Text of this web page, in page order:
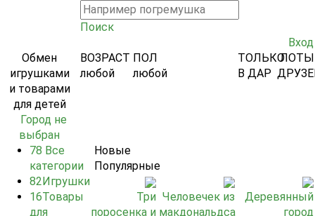
Поиск
Вход
Обмен
игрушками
и товарами
для детей
Город не
выбран
ВОЗРАСТ
любой
ПОЛ
любой
ТОЛЬКО
В ДАР
ЛОТЫ
78 Все
категории
82Игрушки
16Товары
для
Новые
Популярные
Три
поросенка и
Человечек из
макдональдса
Деревянный
город